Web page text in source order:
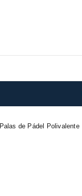
Palas de Pádel Polivalente